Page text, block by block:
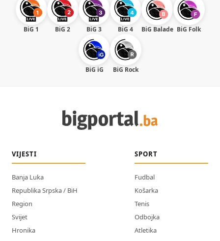
BiG 1 BiG 2 BiG 3 BiG 4 BiG Balade BiG Folk
BiG iG BiG Rock
VIJESTI
Banja Luka
Republika Srpska / BiH
Region
Svijet
Hronika
SPORT
Fudbal
Košarka
Tenis
Odbojka
Atletika